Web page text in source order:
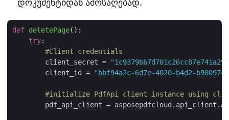
დოკუმენტიდან ამოსაღებად.
def deletePage():
try:
#Client credentials
        client_secret =
        client_id =
"bbf94a2c-6d7e-4020-b4d2-
#initialize PdfApi client instance using
pdf_api_client =